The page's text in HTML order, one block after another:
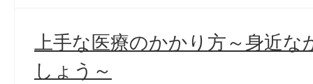
上手な医療のかかり方～身近な
しょう～